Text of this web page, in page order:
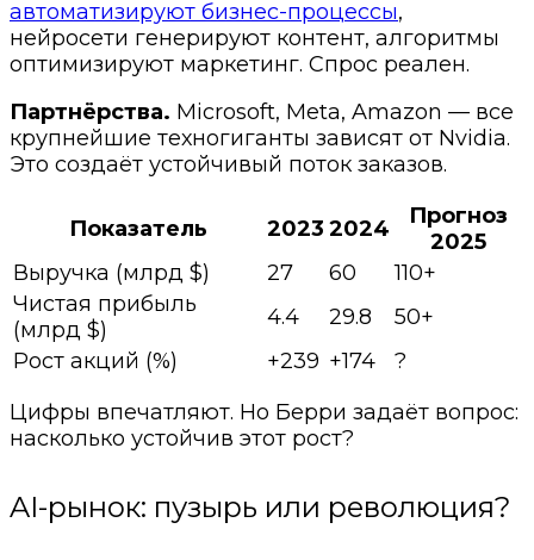
автоматизируют бизнес-процессы,
нейросети генерируют контент, алгоритмы
оптимизируют маркетинг. Спрос реален.
Партнёрства. Microsoft, Meta, Amazon — все
крупнейшие техногиганты зависят от Nvidia.
Это создаёт устойчивый поток заказов.
Показатель 2023 2024
Прогноз
2025
Выручка (млрд $)
27 60
110+
Чистая прибыль
(млрд $)
4.4 29.8
50+
Рост акций (%)
+239 +174
?
Цифры впечатляют. Но Берри задаёт вопрос:
насколько устойчив этот рост?
AI-рынок: пузырь или революция?